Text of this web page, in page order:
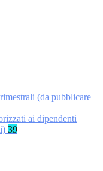
(da pubblicare
ai dipendenti
39